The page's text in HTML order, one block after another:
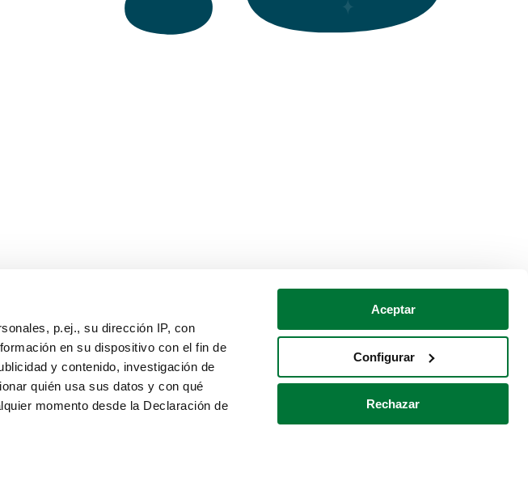
p.ej., su dirección IP, con
en su dispositivo con el fin de
y contenido, investigación de
quién usa sus datos y con qué
momento desde la Declaración de
Aceptar
Configurar
Rechazar